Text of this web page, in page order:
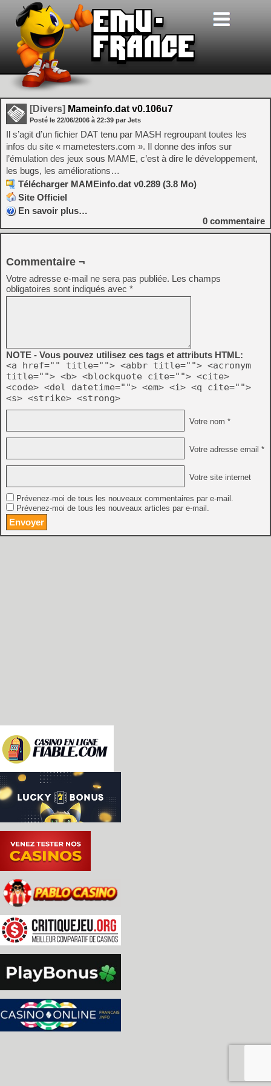
[Divers] Mameinfo.dat v0.106u7
Posté le 22/06/2006 à 22:39 par Jets
Il s’agit d’un fichier DAT tenu par MASH regroupant toutes les
infos du site « mametesters.com ». Il donne des infos sur
l’émulation des jeux sous MAME, c’est à dire le développement,
les bugs, les améliorations…
Télécharger MAMEinfo.dat v0.289 (3.8 Mo)
Site Officiel
En savoir plus…
0 commentaire
Commentaire ¬
Votre adresse e-mail ne sera pas publiée. Les champs
obligatoires sont indiqués avec *
NOTE - Vous pouvez utilisez ces tags et attributs HTML:
<a href="" title=""> <abbr title=""> <acronym
title=""> <b> <blockquote cite=""> <cite>
<code> <del datetime=""> <em> <i> <q cite="">
<s> <strike> <strong>
Votre nom *
Votre adresse email *
Votre site internet
Prévenez-moi de tous les nouveaux commentaires par e-mail.
Prévenez-moi de tous les nouveaux articles par e-mail.